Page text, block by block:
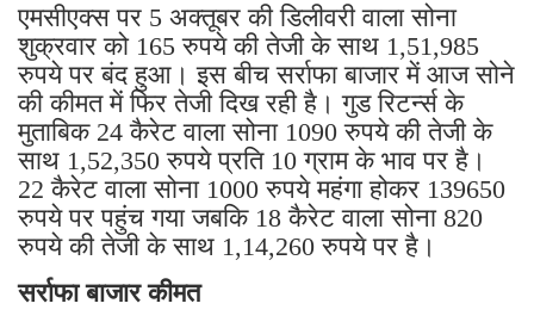
एमसीएक्स पर 5 अक्तूबर की डिलीवरी वाला सोना
शुक्रवार को 165 रुपये की तेजी के साथ 1,51,985
रुपये पर बंद हुआ। इस बीच सर्राफा बाजार में आज सोने
की कीमत में फिर तेजी दिख रही है। गुड रिटर्न्स के
मुताबिक 24 कैरेट वाला सोना 1090 रुपये की तेजी के
साथ 1,52,350 रुपये प्रति 10 ग्राम के भाव पर है।
22 कैरेट वाला सोना 1000 रुपये महंगा होकर 139650
रुपये पर पहुंच गया जबकि 18 कैरेट वाला सोना 820
रुपये की तेजी के साथ 1,14,260 रुपये पर है।
सर्राफा बाजार कीमत